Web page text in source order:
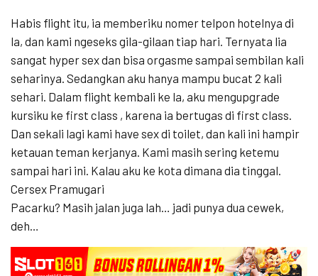
Habis flight itu, ia memberiku nomer telpon hotelnya di
la, dan kami ngeseks gila-gilaan tiap hari. Ternyata lia
sangat hyper sex dan bisa orgasme sampai sembilan kali
seharinya. Sedangkan aku hanya mampu bucat 2 kali
sehari. Dalam flight kembali ke la, aku mengupgrade
kursiku ke first class , karena ia bertugas di first class.
Dan sekali lagi kami have sex di toilet, dan kali ini hampir
ketauan teman kerjanya. Kami masih sering ketemu
sampai hari ini. Kalau aku ke kota dimana dia tinggal.
Cersex Pramugari
Pacarku? Masih jalan juga lah… jadi punya dua cewek,
deh…